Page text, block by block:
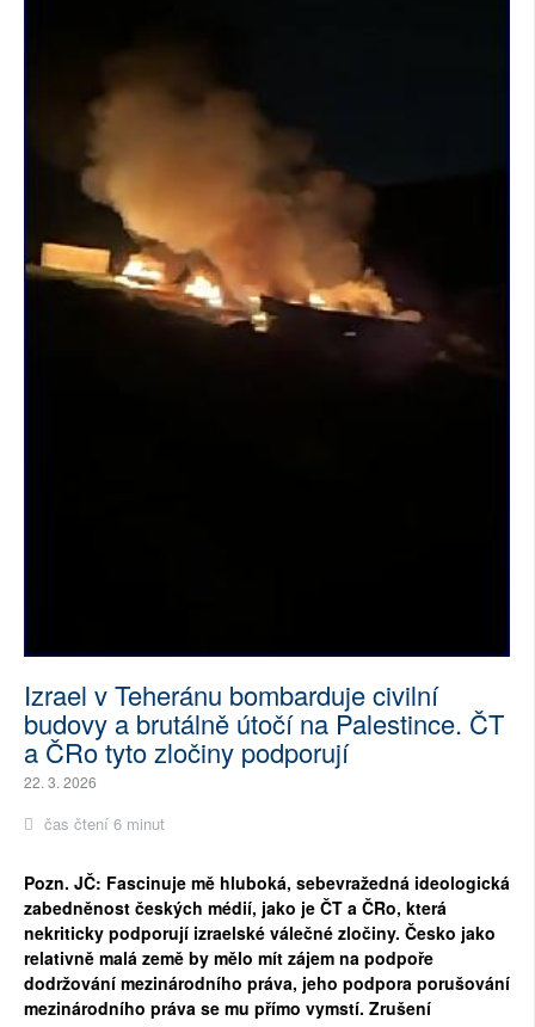
Izrael v Teheránu bombarduje civilní
budovy a brutálně útočí na Palestince. ČT
a ČRo tyto zločiny podporují
22. 3. 2026
čas čtení 6 minut
Pozn. JČ: Fascinuje mě hluboká, sebevražedná ideologická
zabedněnost českých médií, jako je ČT a ČRo, která
nekriticky podporují izraelské válečné zločiny. Česko jako
relativně malá země by mělo mít zájem na podpoře
dodržování mezinárodního práva, jeho podpora porušování
mezinárodního práva se mu přímo vymstí. Zrušení